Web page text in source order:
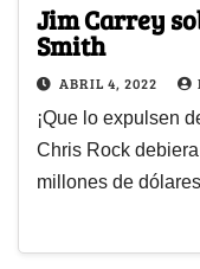
Jim Carrey
Smith
ABRIL 4, 2022
¡Que lo expulsen
Chris Rock
millones de